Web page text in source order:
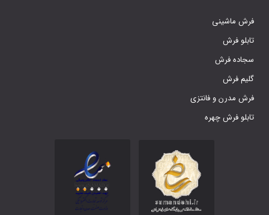
فرش ماشینی
تابلو فرش
سجاده فرش
گلیم فرش
فرش مدرن و فانتزی
تابلو فرش چهره